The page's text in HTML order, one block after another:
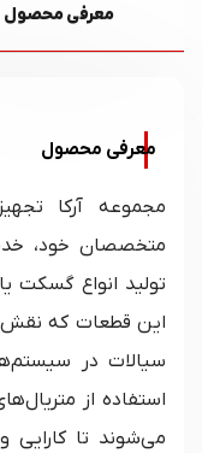
معرفی محصول
معرفی محصول
مجموعه آرکا
متخصصان خود،
تولید انواع گسکت
این قطعات که نقش
سیالات در
استفاده از
می‌شوند تا